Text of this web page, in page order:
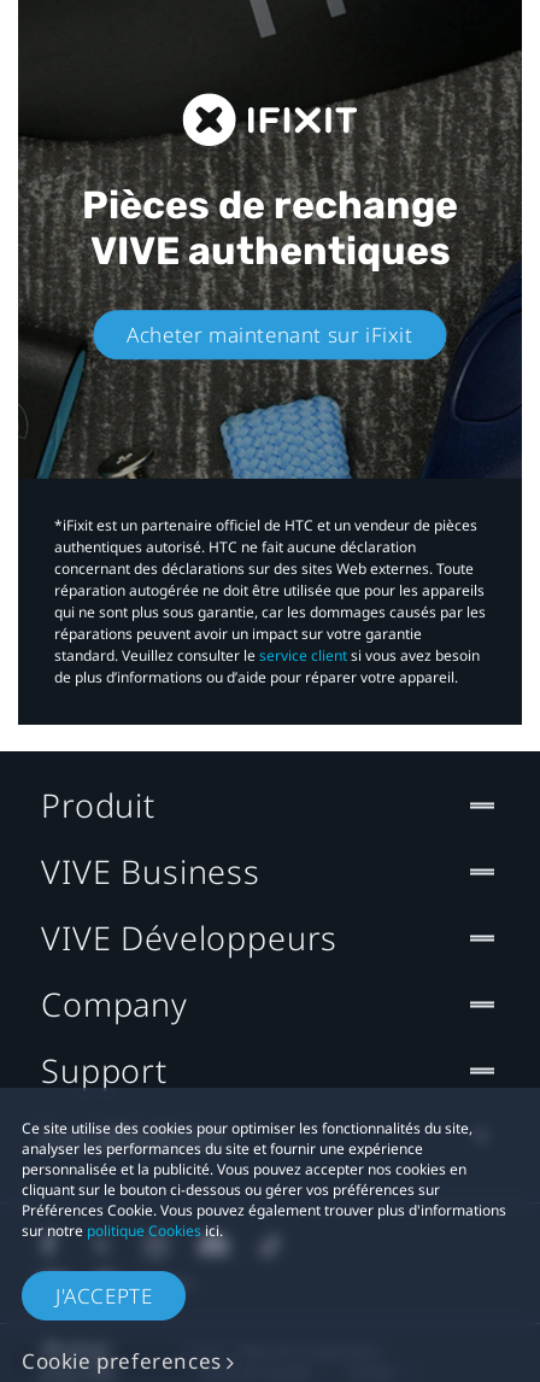
Pièces de rechange
VIVE authentiques​
Acheter maintenant sur iFixit​
*iFixit est un partenaire officiel de HTC et un vendeur de pièces
authentiques autorisé. HTC ne fait aucune déclaration
concernant des déclarations sur des sites Web externes. Toute
réparation autogérée ne doit être utilisée que pour les appareils
qui ne sont plus sous garantie, car les dommages causés par les
réparations peuvent avoir un impact sur votre garantie
standard. Veuillez consulter leservice clientsi vous avez besoin
de plus d’informations ou d’aide pour réparer votre appareil.​
Ce site utilise des cookies pour optimiser les fonctionnalités du site,
analyser les performances du site et fournir une expérience
personnalisée et la publicité. Vous pouvez accepter nos cookies en
cliquant sur le bouton ci-dessous ou gérer vos préférences sur
Préférences Cookie. Vous pouvez également trouver plus d'informations
sur notre politique Cookiesici.
J'ACCEPTE
Cookie preferences
Produit
VIVE Business
VIVE Développeurs
Company
Support
Localisation
Mentions Légales